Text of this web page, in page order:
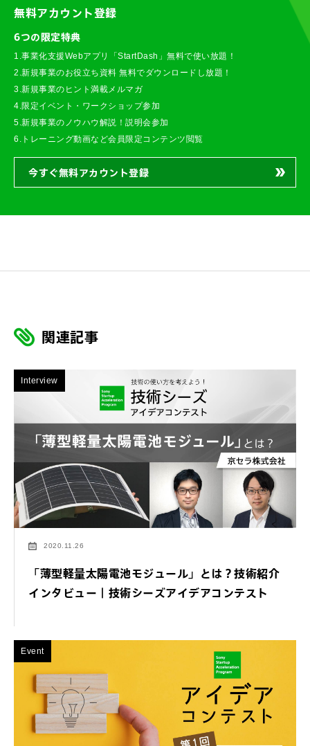
無料アカウント登録
6つの限定特典
1.事業化支援Webアプリ「StartDash」無料で使い放題！
2.新規事業のお役立ち資料 無料でダウンロードし放題！
3.新規事業のヒント満載メルマガ
4.限定イベント・ワークショップ参加
5.新規事業のノウハウ解説！説明会参加
6.トレーニング動画など会員限定コンテンツ閲覧
今すぐ無料アカウント登録
関連記事
Interview
2020.11.26
「薄型軽量太陽電池モジュール」とは？技術紹介
インタビュー｜技術シーズアイデアコンテスト
Event